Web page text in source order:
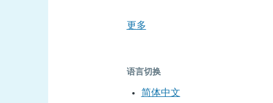
更多
语言切换
简体中文